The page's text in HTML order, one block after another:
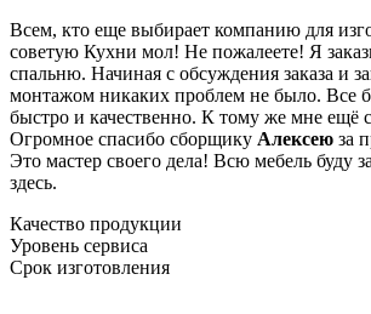
Всем, кто еще выбирает компанию для
советую Кухни мол! Не пожалеете! Я
спальню. Начиная с обсуждения заказа и
монтажом никаких проблем не было. Все
быстро и качественно. К тому же мне ещё
Огромное спасибо сборщику Алексею за
Это мастер своего дела! Всю мебель буду
здесь.
Качество продукции
Уровень сервиса
Срок изготовления